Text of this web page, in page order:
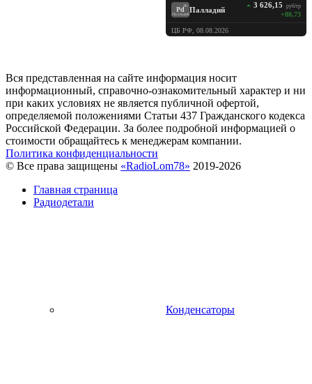
46
Pd
ПалладийПалладий
3 626,15 руб/гр
+80,73
ЦБ РФ, 08.08.2026
Вся представленная на сайте информация носит
информационный, справочно-ознакомительный характер и ни
при каких условиях не является публичной офертой,
определяемой положениями Статьи 437 Гражданского кодекса
Российской Федерации. За более подробной информацией о
стоимости обращайтесь к менеджерам компании.
Политика конфиденциальности
© Все права защищены «RadioLom78» 2019-2026
Главная страница
Радиодетали
Конденсаторы